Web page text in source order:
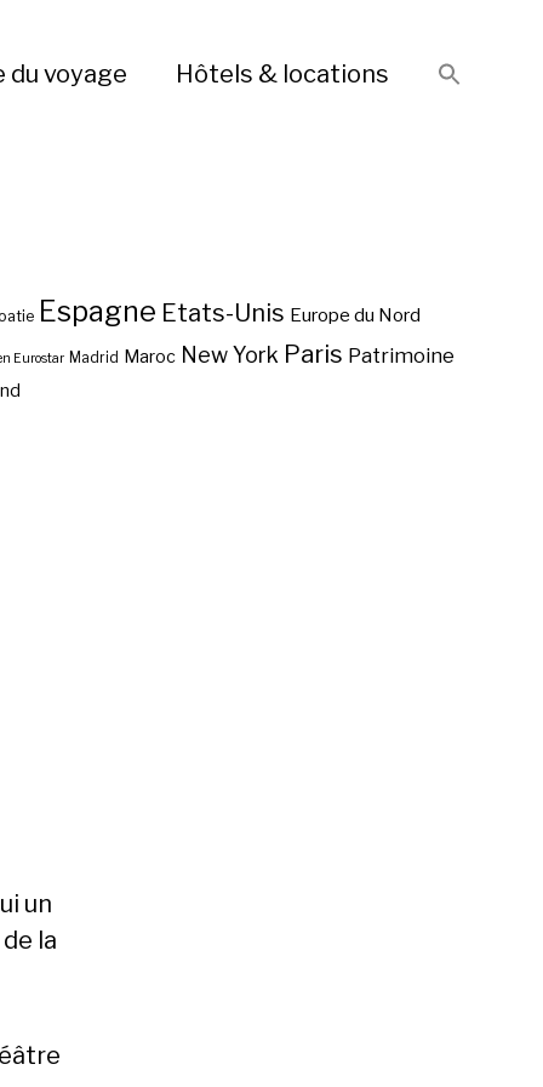
du voyage Hôtels & locations
Espagne Etats-Unis Europe du Nord
Eurostar Madrid Maroc New York Paris Patrimoine
un
la